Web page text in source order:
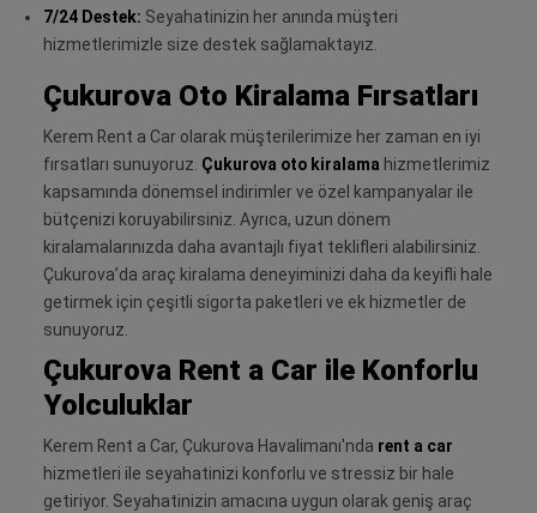
7/24 Destek: Seyahatinizin her anında müşteri
hizmetlerimizle size destek sağlamaktayız.
Çukurova Oto Kiralama Fırsatları
Kerem Rent a Car olarak müşterilerimize her zaman en iyi
fırsatları sunuyoruz. Çukurova oto kiralama hizmetlerimiz
kapsamında dönemsel indirimler ve özel kampanyalar ile
bütçenizi koruyabilirsiniz. Ayrıca, uzun dönem
kiralamalarınızda daha avantajlı fiyat teklifleri alabilirsiniz.
Çukurova’da araç kiralama deneyiminizi daha da keyifli hale
getirmek için çeşitli sigorta paketleri ve ek hizmetler de
sunuyoruz.
Çukurova Rent a Car ile Konforlu
Yolculuklar
Kerem Rent a Car, Çukurova Havalimanı'nda rent a car
hizmetleri ile seyahatinizi konforlu ve stressiz bir hale
getiriyor. Seyahatinizin amacına uygun olarak geniş araç